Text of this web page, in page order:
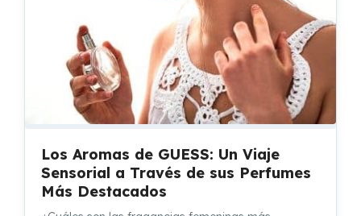
Los Aromas de GUESS: Un Viaje
Sensorial a Través de sus Perfumes
Más Destacados